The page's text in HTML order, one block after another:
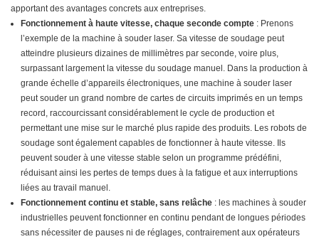
apportant des avantages concrets aux entreprises.
Fonctionnement à haute vitesse, chaque seconde compte : Prenons
l’exemple de la machine à souder laser. Sa vitesse de soudage peut
atteindre plusieurs dizaines de millimètres par seconde, voire plus,
surpassant largement la vitesse du soudage manuel. Dans la production à
grande échelle d’appareils électroniques, une machine à souder laser
peut souder un grand nombre de cartes de circuits imprimés en un temps
record, raccourcissant considérablement le cycle de production et
permettant une mise sur le marché plus rapide des produits. Les robots de
soudage sont également capables de fonctionner à haute vitesse. Ils
peuvent souder à une vitesse stable selon un programme prédéfini,
réduisant ainsi les pertes de temps dues à la fatigue et aux interruptions
liées au travail manuel.
Fonctionnement continu et stable, sans relâche : les machines à souder
industrielles peuvent fonctionner en continu pendant de longues périodes
sans nécessiter de pauses ni de réglages, contrairement aux opérateurs